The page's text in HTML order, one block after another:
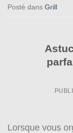
Posté dans Grill
Lorsque vous